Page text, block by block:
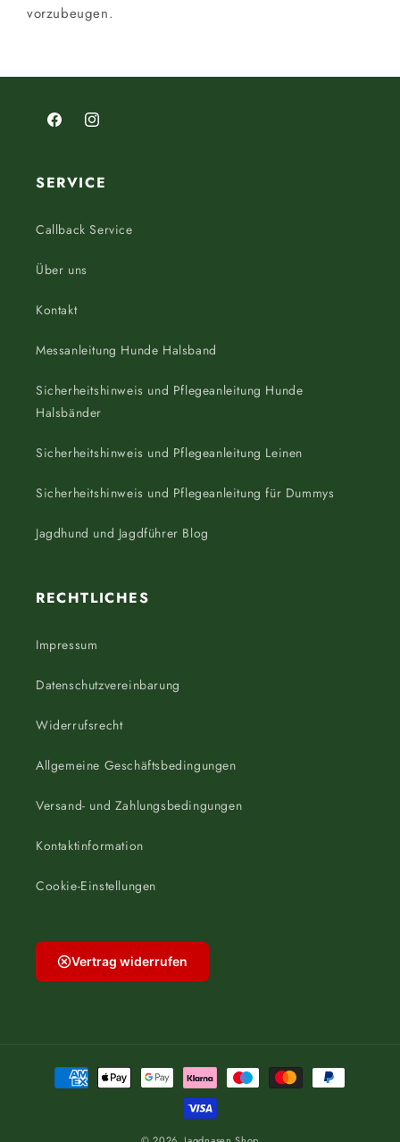
vorzubeugen.
FacebookInstagram
SERVICE
Callback Service
Über uns
Kontakt
Messanleitung Hunde Halsband
Sicherheitshinweis und Pflegeanleitung Hunde
Halsbänder
Sicherheitshinweis und Pflegeanleitung Leinen
Sicherheitshinweis und Pflegeanleitung für Dummys
Jagdhund und Jagdführer Blog
RECHTLICHES
Impressum
Datenschutzvereinbarung
Widerrufsrecht
Allgemeine Geschäftsbedingungen
Versand- und Zahlungsbedingungen
Kontaktinformation
Cookie-Einstellungen
Vertrag widerrufen
Zahlungsmethoden